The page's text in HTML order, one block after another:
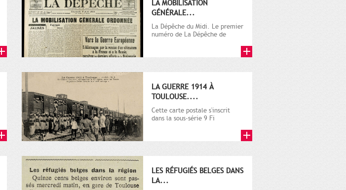
LA MOBILISATION
GÉNÉRALE...
La Dépêche du Midi. Le premier
numéro de La Dépêche de
LA GUERRE 1914 À
TOULOUSE....
Cette carte postale s'inscrit
dans la sous-série 9 Fi
LES RÉFUGIÉS BELGES DANS
LA...